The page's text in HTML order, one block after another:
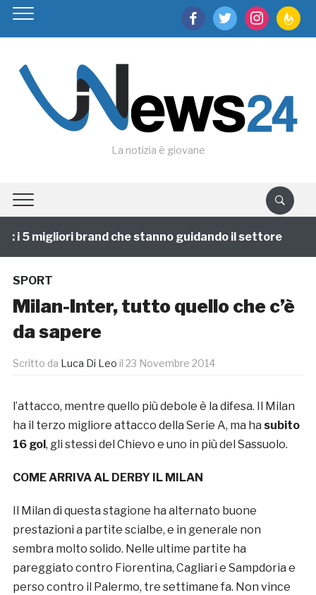
facebooktwitter instagram
La notizia è giovane
5 migliori brand che stanno guidando il settore
SPORT
Milan-Inter, tutto quello che c’è
da sapere
Scritto da Luca Di Leo il 23 Novembre 2014
l’attacco, mentre quello più debole è la difesa. Il Milan
ha il terzo migliore attacco della Serie A, ma ha subito
16 gol, gli stessi del Chievo e uno in più del Sassuolo.
COME ARRIVA AL DERBY IL MILAN
Il Milan di questa stagione ha alternato buone
prestazioni a partite scialbe, e in generale non
sembra molto solido. Nelle ultime partite ha
pareggiato contro Fiorentina, Cagliari e Sampdoria e
perso contro il Palermo, tre settimane fa. Non vince